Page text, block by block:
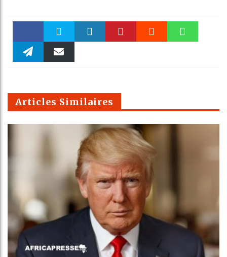
Faceboo Twitter
m
Articles Similaires